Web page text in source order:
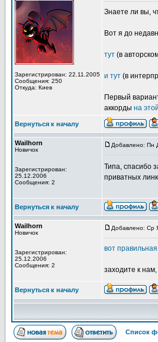
Зарегистрирован: 22.11.2005
Сообщения: 250
Откуда: Киев
Знаете ли вы,
Вот я до
тут (в
и тут (в
Первый
аккорды на
Вернуться к началу
Wailhorn
Новичок
Зарегистрирован:
25.12.2006
Сообщения: 2
Добавлено: Пн
Типа, спасибо
приватных
Вернуться к началу
Wailhorn
Новичок
Зарегистрирован:
25.12.2006
Сообщения: 2
Добавлено: Ср
вот
заходите к
Вернуться к началу
Список